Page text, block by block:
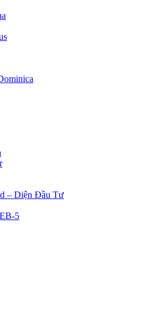
– Diện Đầu Tư
5